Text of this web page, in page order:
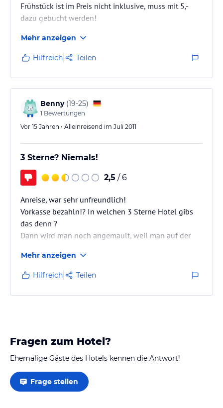
Frühstück ist im Preis nicht inklusive, muss mit 5,-
dazu gebucht werden!
dem Hauptgebäude, wo häufiger das Schild "Bin
gleich wieder da" hängt als dass dort jemand sitzt!
Mehr anzeigen
Hilfreich Teilen
Benny (19-25)
1 Bewertungen
Vor 15 Jahren • Alleinreisend im Juli 2011
3 Sterne? Niemals!
2,5 / 6
Anreise, war sehr unfreundlich!
Vorkasse bezahln!? In welchen 3 Sterne Hotel gibs
das denn ?
Dann wird man noch angemault, weil man auf der
gekennzeichent!
WLAN kostenpflichtig!? Schlecht.. 1 Woche noch mal
da?? Lieber schlaf ich im Auto!!!
Mehr anzeigen
Hilfreich Teilen
Fragen zum Hotel?
Ehemalige Gäste des Hotels kennen die Antwort!
Frage stellen